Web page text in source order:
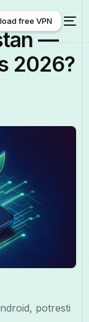
free VPN
—
2026?
potresti